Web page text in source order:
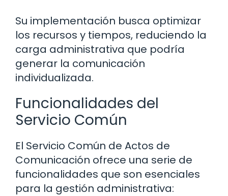
Su implementación busca optimizar
los recursos y tiempos, reduciendo la
carga administrativa que podría
generar la comunicación
individualizada.
Funcionalidades del
Servicio Común
El Servicio Común de Actos de
Comunicación ofrece una serie de
funcionalidades que son esenciales
para la gestión administrativa: